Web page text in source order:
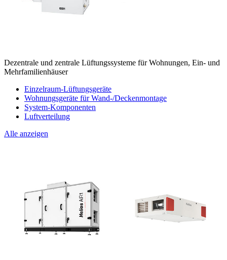
Dezentrale und zentrale Lüftungssysteme für Wohnungen, Ein- und
Mehrfamilienhäuser
Einzelraum-Lüftungsgeräte
Wohnungsgeräte für Wand-/Deckenmontage
System-Komponenten
Luftverteilung
Alle anzeigen